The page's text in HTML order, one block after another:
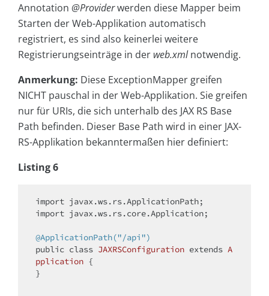
Annotation @Providerwerden diese Mapper beim
Starten der Web-Applikation automatisch
registriert, es sind also keinerlei weitere
Registrierungseinträge in der web.xmlnotwendig.
Anmerkung: Diese ExceptionMapper greifen
NICHT pauschal in der Web-Applikation. Sie greifen
nur für URIs, die sich unterhalb des JAX RS Base
Path befinden. Dieser Base Path wird in einer JAX-
RS-Applikation bekanntermaßen hier definiert:
Listing 6
import
import javax.ws.rs.core.Application;
@ApplicationPath("/api")
public class JAXRSConfiguration extends A
pplication {
}